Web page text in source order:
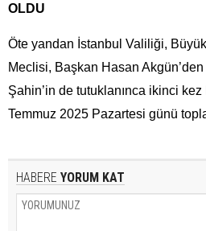
OLDU
Öte yandan İstanbul Valiliği,
Meclisi, Başkan Hasan
Şahin’in de tutuklanınca ikinci
Temmuz 2025 Pazartesi günü
HABERE YORUM KAT